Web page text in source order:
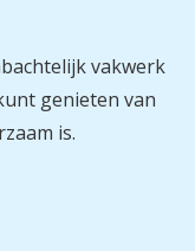
vakwerk
genieten van
is.